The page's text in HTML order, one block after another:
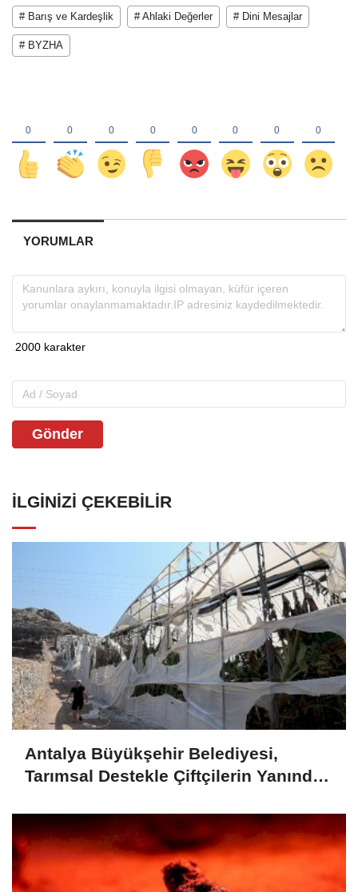
# Barış ve Kardeşlik # Ahlaki Değerler # Dini Mesajlar
# BYZHA
YORUMLAR
Gönder
İLGINIZI ÇEKEBILIR
Antalya Büyükşehir Belediyesi,
Tarımsal Destekle Çiftçilerin Yanında: